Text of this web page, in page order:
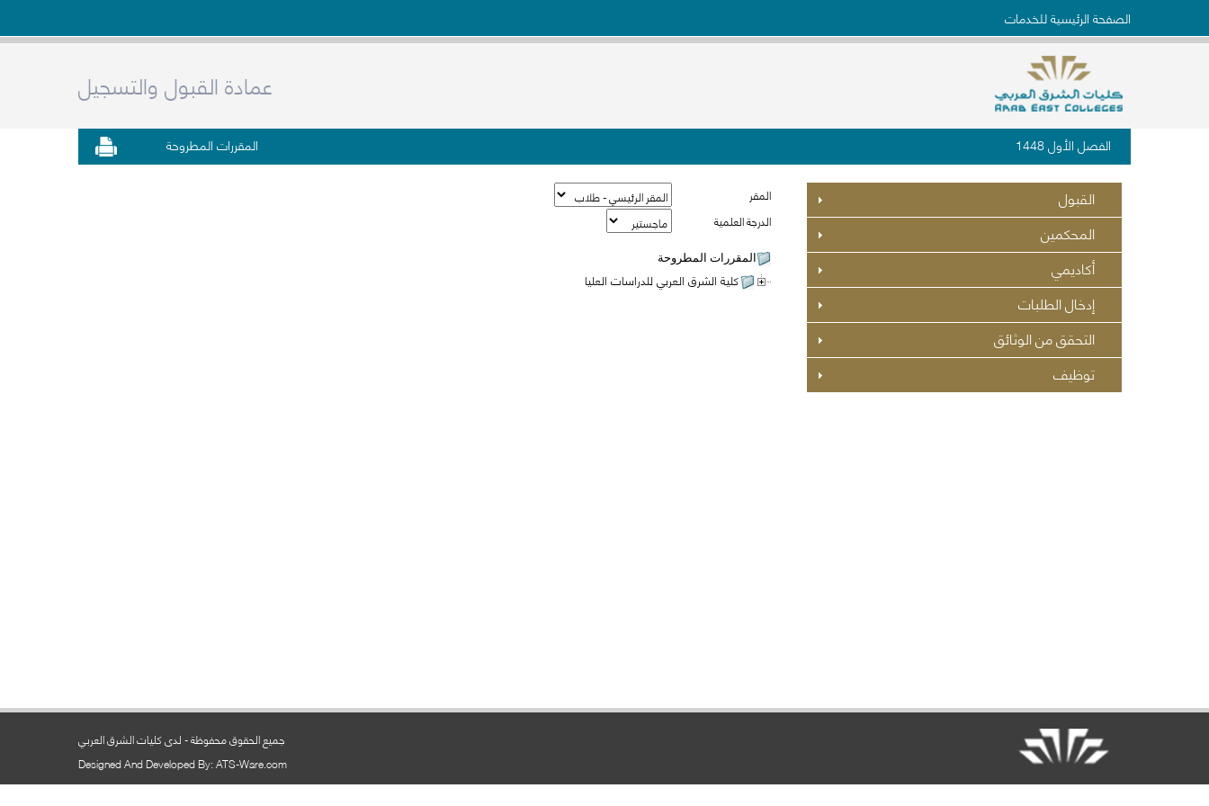
الصفحة الرئيسية للخدمات
عمادة القبول والتسجيل
الفصل الأول 1448 المقررات المطروحة
القبول
المحكمين
أكاديمي
إدخال الطلبات
التحقق من الوثائق
توظيف
المقر
الدرجة العلمية
المقررات المطروحة
كلية الشرق العربي للدراسات العليا
جميع الحقوق محفوظة - لدى كليات الشرق العربي
Designed And Developed By: ATS-Ware.com